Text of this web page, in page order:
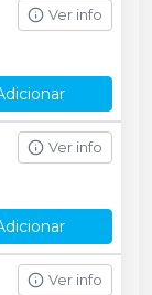
Ver info
Ver info
Ver info